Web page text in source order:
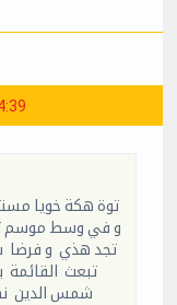
توة هكة خويا
و في وسط موسم
تجد هذي و فرضا
تبعث
شمس الدين